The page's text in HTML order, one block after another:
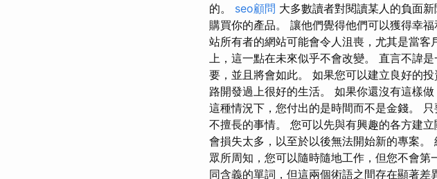
的。 seo顧問 大多數讀者對閱讀某人的負面
購買你的產品。 讓他們覺得他們可以獲得幸
站所有者的網站可能會令人沮喪，尤其是當
上，這一點在未來似乎不會改變。 直言不諱
要，並且將會如此。 如果您可以建立良好的
路開發過上很好的生活。 如果你還沒有這樣
這種情況下，您付出的是時間而不是金錢。
不​​擅長的事情。 您可以先與有興趣的各方建
會損失太多，以至於以後無法開始新的專案。
眾所周知，您可以隨時隨地工作，但您不會
同含義的單詞，但這兩個術語之間存在顯著